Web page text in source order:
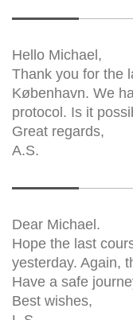
Hello Michael,
Thank you for the
København. We
protocol. Is it
Great regards,
A.S.
Dear Michael.
Hope the last
yesterday. Again,
Have a safe
Best wishes,